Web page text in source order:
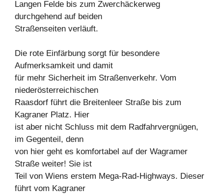
Langen Felde bis zum Zwerchäckerweg
durchgehend auf beiden
Straßenseiten verläuft.
Die rote Einfärbung sorgt für besondere
Aufmerksamkeit und damit
für mehr Sicherheit im Straßenverkehr. Vom
niederösterreichischen
Raasdorf führt die Breitenleer Straße bis zum
Kagraner Platz. Hier
ist aber nicht Schluss mit dem Radfahrvergnügen,
im Gegenteil, denn
von hier geht es komfortabel auf der Wagramer
Straße weiter! Sie ist
Teil von Wiens erstem Mega-Rad-Highways. Dieser
führt vom Kagraner